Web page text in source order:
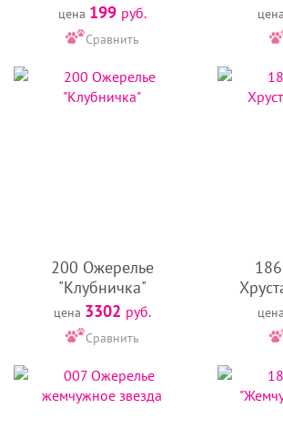
цена 199 руб.
Сравнить
цена
200 Ожерелье
"Клубничка"
цена 3302 руб.
Сравнить
цена